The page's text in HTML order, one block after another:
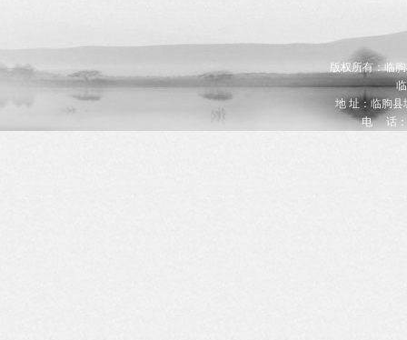
版权所有：临
地 址：临朐县
电 话：